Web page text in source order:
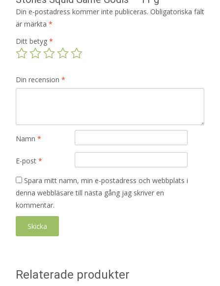
Din e-postadress kommer inte publiceras. Obligatoriska fält
är märkta *
Ditt betyg *
Din recension *
Namn *
E-post *
Spara mitt namn, min e-postadress och webbplats i
denna webbläsare till nästa gång jag skriver en
kommentar.
Relaterade produkter